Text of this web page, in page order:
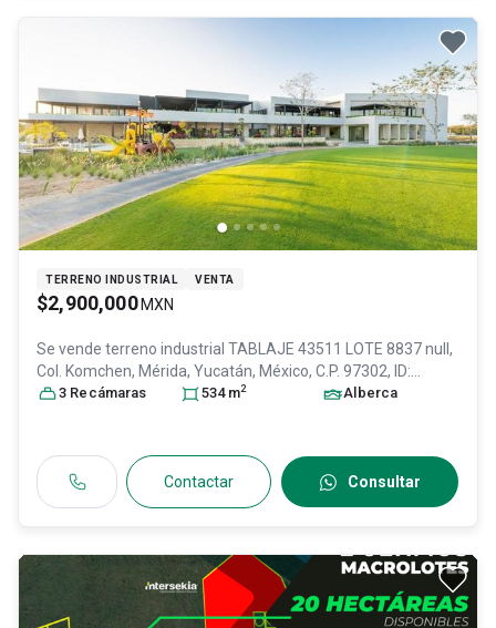
TERRENO INDUSTRIAL VENTA
$2,900,000 MXN
Se vende terreno industrial TABLAJE 43511 LOTE 8837 null,
Col. Komchen, Mérida, Yucatán, México, C.P. 97302, ID:
31120760
3 Recámaras 534 m2 Alberca
Contactar Consultar